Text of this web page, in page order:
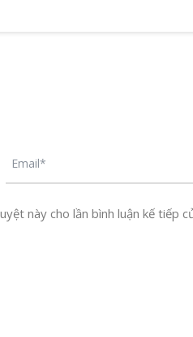
này cho lần bình luận kế tiếp